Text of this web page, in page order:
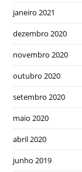
janeiro 2021
dezembro 2020
novembro 2020
outubro 2020
setembro 2020
maio 2020
abril 2020
junho 2019